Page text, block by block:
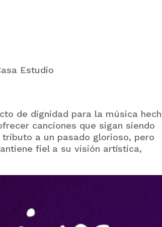
Estudio
de dignidad para la música
canciones que sigan siendo
a un pasado glorioso, pero
fiel a su visión artística,